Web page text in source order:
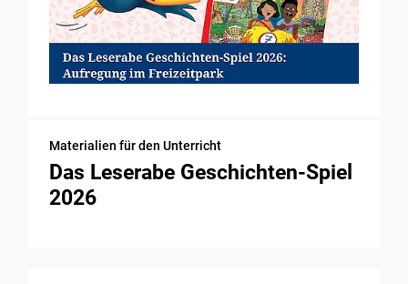
Materialien für den Unterricht
Das Leserabe Geschichten-Spiel
2026